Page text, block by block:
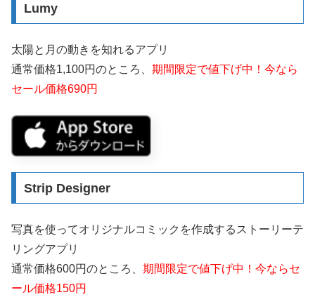
Lumy
太陽と月の動きを知れるアプリ
通常価格1,100円のところ、 期間限定で値下げ中！今なら
セール価格690円
Strip Designer
写真を使ってオリジナルコミックを作成するストーリーテ
リングアプリ
通常価格600円のところ、 期間限定で値下げ中！今ならセ
ール価格150円